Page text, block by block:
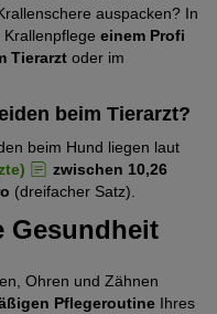
auspacken? In
einem Profi
Tierarzt oder im
beim Tierarzt?
beim Hund liegen laut
zwischen 10,26
(dreifacher Satz).
Gesundheit
Ohren und Zähnen
Pflegeroutine Ihres